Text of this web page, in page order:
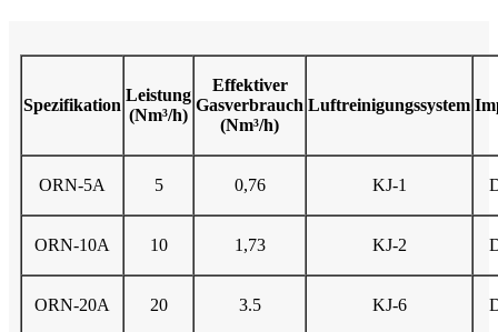
Spezifikation
Leistung
(Nm³/h)
Effektiver
Gasverbrauch
(Nm³/h)
Luftreinigungssystem
ORN-5A 5 0,76 KJ-1
ORN-10A 10 1,73 KJ-2
ORN-20A 20 3.5 KJ-6